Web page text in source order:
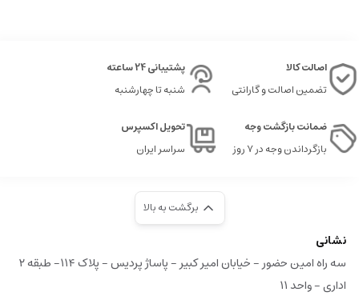
اصالت کالا
تضمین اصالت و گارانتی
پشتیبانی 24 ساعته
شنبه تا چهارشنبه
ضمانت بازگشت وجه
بازگرداندن وجه در ۷ روز
تحویل اکسپرس
سراسر ایران
برگشت به بالا
نشانی
سه راه امین حضور - خیابان امیر کبیر - پاساژ پردیس - پلاک ۱۱۴- طبقه ۲
اداری - واحد ۱۱